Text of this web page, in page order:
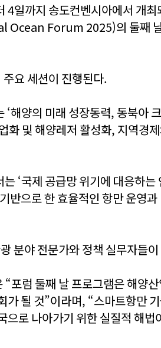
4일까지 송도컨벤시아에서 개
Forum 2025)의 둘째 날
요 세션이 진행된다.
해양의 미래 성장동력, 동북아
화 및 해양레저 활성화, 지역경
‘국제 공급망 위기에 대응하는
반으로 한 효율적인 항만 운영
분야 전문가와 정책 실무자들
포럼 둘째 날 프로그램은 해양
가 될 것”이라며, “스마트항만
으로 나아가기 위한 실질적 해